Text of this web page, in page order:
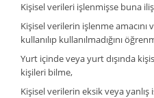
Kişisel verileri işlenmişse buna
Kişisel verilerin işlenme amacını
kullanılıp kullanılmadığını
Yurt içinde veya yurt dışında
kişileri bilme,
Kişisel verilerin eksik veya